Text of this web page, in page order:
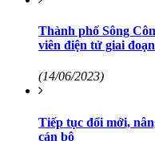
Thành phố Sông
viên điện tử giai
(14/06/2023)
Tiếp tục đổi mới,
cán bộ